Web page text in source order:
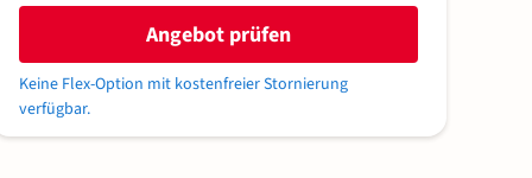
Angebot prüfen
Keine Flex-Option mit kostenfreier Stornierung
verfügbar.